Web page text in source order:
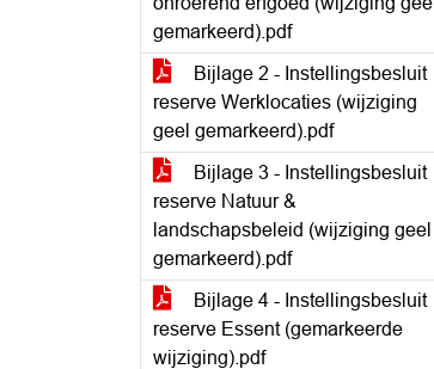
gemarkeerd).pdf
Bijlage 2 - Instellingsbesluit
reserve Werklocaties (wijziging
geel gemarkeerd).pdf
Bijlage 3 - Instellingsbesluit
reserve Natuur &
landschapsbeleid (wijziging geel
gemarkeerd).pdf
Bijlage 4 - Instellingsbesluit
reserve Essent (gemarkeerde
wijziging).pdf